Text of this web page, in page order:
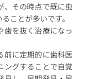
、その時点で既に虫
ことが多いです。
歯を抜く治療になっ
前に定期的に歯科医
ングすることで自覚